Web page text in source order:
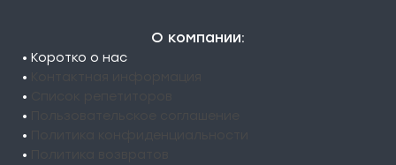
О компании:
• Коротко о нас
•
•
•
•
•